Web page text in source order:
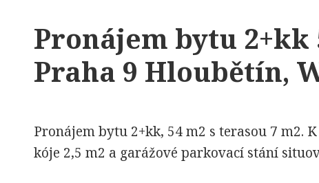
Pronájem bytu 2+kk
Praha 9 Hloubětín,
Pronájem bytu 2+kk, 54 m2 s terasou 7 m2.
kóje 2,5 m2 a garážové parkovací stání